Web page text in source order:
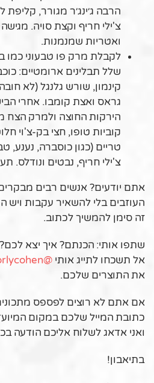
הרבה ג׳ינג׳ר מגורר, קליפת
צ'ילי חריף וקצת סויה.
ואטריות שמנמנות.
לקבלת מרק פו טבעוני כמו
שלל תבלינים ארומטיים:
קינמון, שורש גלנגל (לא
גראס ואצת קומבו. אחרי
הירקות החוצה ולמרק הצח
קוביות טופו, חצי בק-צ'וי
טריים (כגון כוסברה, נענע,
צ'ילי חריף, נבטים ונודלס.
אתם יודעים? אנשים רבים
העוזבים בלי להשאיר עקבות ויש
זה סימן להמשיך לכתוב.
שתפו אותי: הכנתם? איך יצא
אל תשכחו לתייג אותי @orlycohen
את התוצרים שלכם.
אם אתם לא רוצים לפספס
כתובת המייל שלכם במקום
ואני אדאג לשלוח אליכם הודעה
בתיאבון!